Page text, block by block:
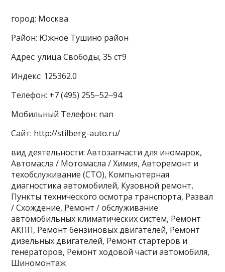
город: Москва
Район: Южное Тушино район
Адрес: улица Свободы, 35 ст9
Индекс: 125362.0
Телефон: +7 (495) 255‒52‒94
Мобильный Телефон: nan
Сайт: http://stilberg-auto.ru/
вид деятельности: Автозапчасти для иномарок,
Автомасла / Мотомасла / Химия, Авторемонт и
техобслуживание (СТО), Компьютерная
диагностика автомобилей, Кузовной ремонт,
Пункты технического осмотра транспорта, Развал
/ Схождение, Ремонт / обслуживание
автомобильных климатических систем, Ремонт
АКПП, Ремонт бензиновых двигателей, Ремонт
дизельных двигателей, Ремонт стартеров и
генераторов, Ремонт ходовой части автомобиля,
Шиномонтаж